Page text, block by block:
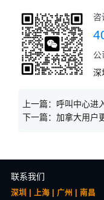
咨
公
深
上一篇： 呼叫中心进
下一篇： 加拿大用户
联系我们
深圳 | 上海 | 广州 | 南昌